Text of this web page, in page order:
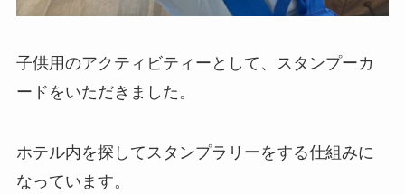
子供用のアクティビティーとして、スタンプーカ
ードをいただきました。
ホテル内を探してスタンプラリーをする仕組みに
なっています。